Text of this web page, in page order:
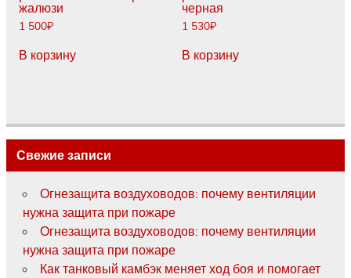
жалюзи
1 500₽
В корзину
черная
1 530₽
В корзину
Свежие записи
Огнезащита воздуховодов: почему вентиляции
нужна защита при пожаре
Огнезащита воздуховодов: почему вентиляции
нужна защита при пожаре
Как танковый камбэк меняет ход боя и помогает